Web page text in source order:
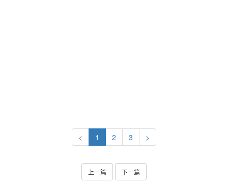
< 1 2 3 >
上一篇 下一篇